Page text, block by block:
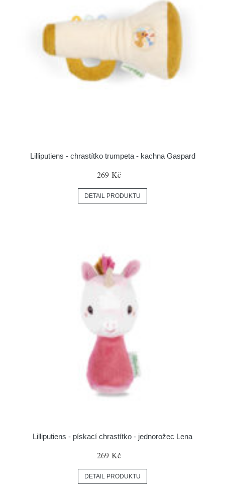
Lilliputiens - chrastítko trumpeta - kachna Gaspard
269 Kč
DETAIL PRODUKTU
Lilliputiens - pískací chrastítko - jednorožec Lena
269 Kč
DETAIL PRODUKTU